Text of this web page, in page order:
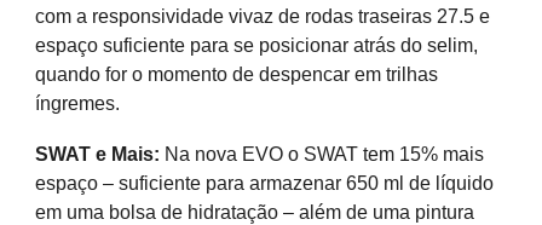
com a responsividade vivaz de rodas traseiras 27.5 e
espaço suficiente para se posicionar atrás do selim,
quando for o momento de despencar em trilhas
íngremes.
SWAT e Mais: Na nova EVO o SWAT tem 15% mais
espaço – suficiente para armazenar 650 ml de líquido
em uma bolsa de hidratação – além de uma pintura